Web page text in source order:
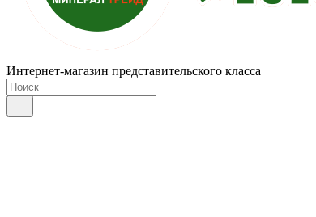
Интернет-магазин представительского класса